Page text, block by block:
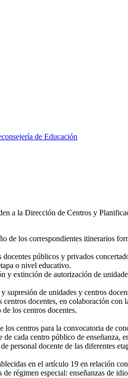
de Educación
a la Dirección de Centros y
los correspondientes itinerarios
públicos y privados
o nivel educativo.
extinción de autorización de
de unidades y centros
docentes, en colaboración
los centros docentes.
centros para la convocatoria de
cada centro público de
personal docente de las diferentes
en el artículo 19 en relación
régimen especial: enseñanzas de